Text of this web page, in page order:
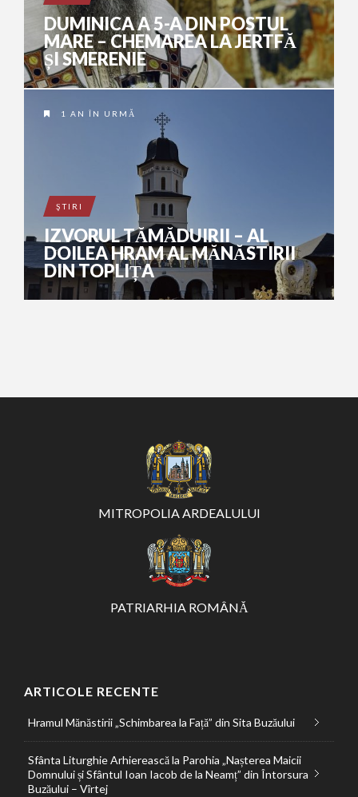
DUMINICA A 5-A DIN POSTUL
MARE – CHEMAREA LA JERTFĂ
ȘI SMERENIE
1 AN ÎN URMĂ
ŞTIRI
IZVORUL TĂMĂDUIRII – AL
DOILEA HRAM AL MĂNĂSTIRII
DIN TOPLIȚA
MITROPOLIA ARDEALULUI
PATRIARHIA ROMÂNĂ
ARTICOLE RECENTE
Hramul Mănăstirii „Schimbarea la Față” din Sita Buzăului
Sfânta Liturghie Arhierească la Parohia „Nașterea Maicii
Domnului și Sfântul Ioan Iacob de la Neamț” din Întorsura
Buzăului – Vîrtej